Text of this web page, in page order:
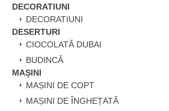
DECORATIUNI
DECORATIUNI
DESERTURI
CIOCOLATĂ DUBAI
BUDINCĂ
MAȘINI
MAȘINI DE COPT
MAȘINI DE ÎNGHEȚATĂ